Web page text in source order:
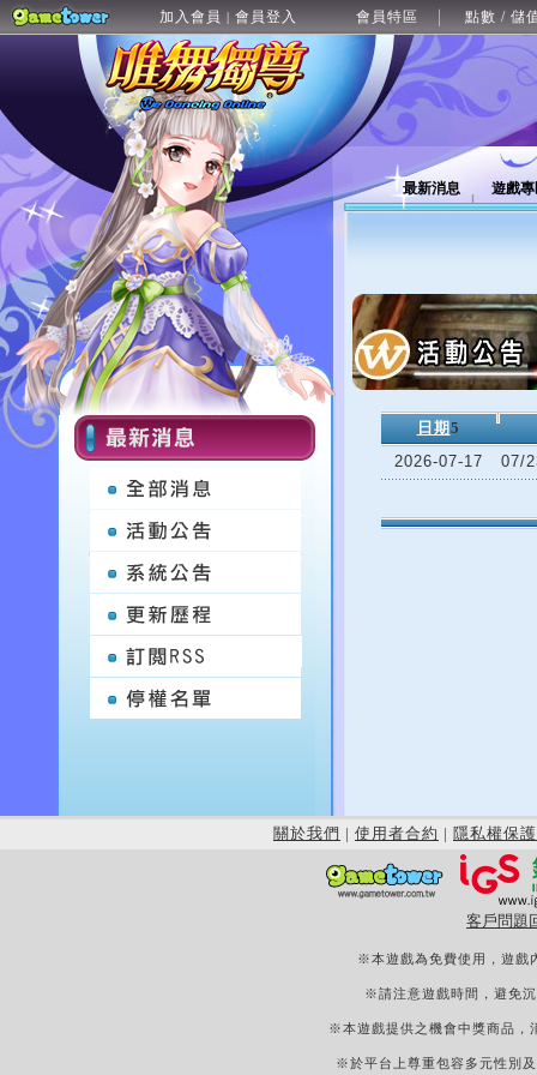
加入會員 | 會員登入 會員特區 點數 / 儲
最新消息 遊戲
日期 5
2026-07-17
07/
關於我們 | 使用者合約 | 隱私權保護
客戶問題
※本遊戲為免費使用，遊戲
※請注意遊戲時間，避免
※本遊戲提供之機會中獎商品，
※於平台上尊重包容多元性別